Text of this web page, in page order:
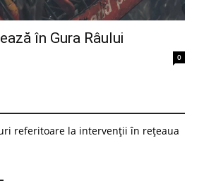
în Gura Râului
0
referitoare la intervenții în rețeaua